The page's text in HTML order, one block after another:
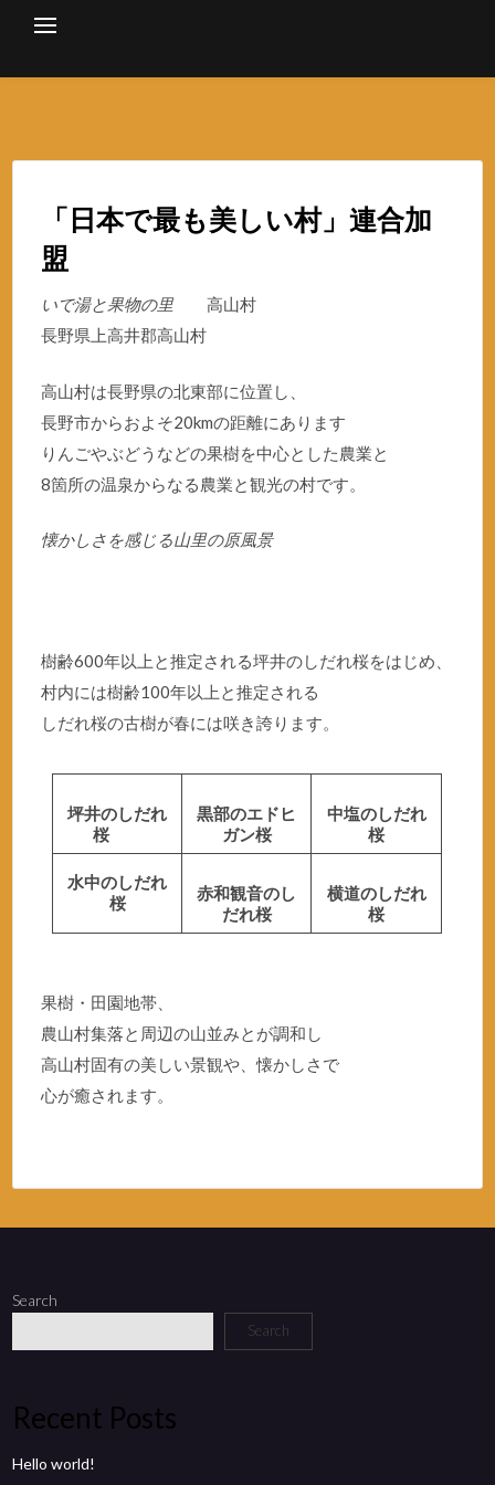
「日本で最も美しい村」連合加
盟
いで湯と果物の里高山村
長野県上高井郡高山村
高山村は長野県の北東部に位置し、
長野市からおよそ20kmの距離にあります
りんごやぶどうなどの果樹を中心とした農業と
8箇所の温泉からなる農業と観光の村です。
懐かしさを感じる山里の原風景
樹齢600年以上と推定される坪井のしだれ桜をはじめ、
村内には樹齢100年以上と推定される
しだれ桜の古樹が春には咲き誇ります。
坪井のしだれ
桜
黒部のエドヒ
ガン桜
中塩のしだれ
桜
水中のしだれ
桜
赤和観音のし
だれ桜
横道のしだれ
桜
果樹・田園地帯、
農山村集落と周辺の山並みとが調和し
高山村固有の美しい景観や、懐かしさで
心が癒されます。
Search
Search
Recent Posts
Hello world!